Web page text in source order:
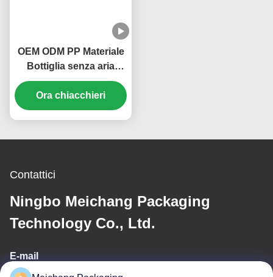
OEM ODM PP Materiale
Bottiglia senza aria
Cosmetica Imballaggio
20ml 30ml Volume (MC-
214)
Ora chiacchieri
Contattici
Ningbo Meichang Packaging
Technology Co., Ltd.
E-mail